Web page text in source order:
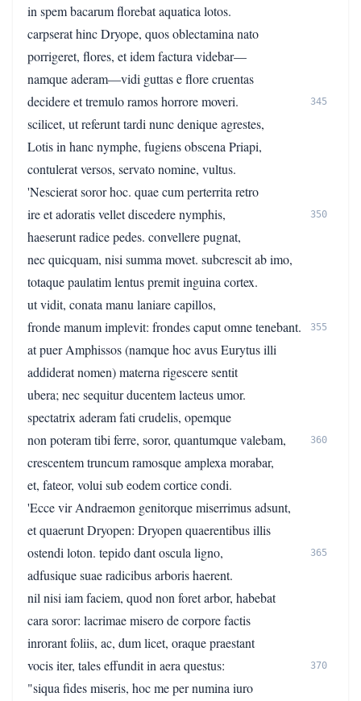
in spem bacarum florebat aquatica lotos.
carpserat hinc Dryope, quos oblectamina nato
porrigeret, flores, et idem factura videbar—
namque aderam—vidi guttas e flore cruentas
decidere et tremulo ramos horrore moveri.
345
scilicet, ut referunt tardi nunc denique agrestes,
Lotis in hanc nymphe, fugiens obscena Priapi,
contulerat versos, servato nomine, vultus.
'Nescierat soror hoc. quae cum perterrita retro
ire et adoratis vellet discedere nymphis,
350
haeserunt radice pedes. convellere pugnat,
nec quicquam, nisi summa movet. subcrescit ab imo,
totaque paulatim lentus premit inguina cortex.
ut vidit, conata manu laniare capillos,
fronde manum implevit: frondes caput omne tenebant.
355
at puer Amphissos (namque hoc avus Eurytus illi
addiderat nomen) materna rigescere sentit
ubera; nec sequitur ducentem lacteus umor.
spectatrix aderam fati crudelis, opemque
non poteram tibi ferre, soror, quantumque valebam,
360
crescentem truncum ramosque amplexa morabar,
et, fateor, volui sub eodem cortice condi.
'Ecce vir Andraemon genitorque miserrimus adsunt,
et quaerunt Dryopen: Dryopen quaerentibus illis
ostendi loton. tepido dant oscula ligno,
365
adfusique suae radicibus arboris haerent.
nil nisi iam faciem, quod non foret arbor, habebat
cara soror: lacrimae misero de corpore factis
inrorant foliis, ac, dum licet, oraque praestant
vocis iter, tales effundit in aera questus:
370
"siqua fides miseris, hoc me per numina iuro